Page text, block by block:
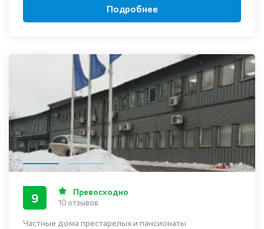
Подробнее
Частные дома престарелых и пансионаты
9 Превосходно
10 отзывов